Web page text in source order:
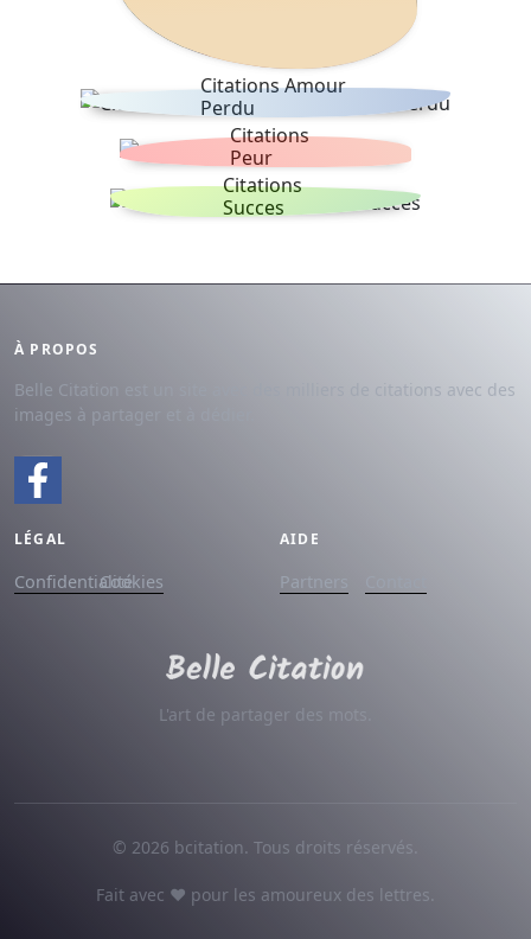
Citations Amour
Perdu
Citations
Peur
Citations
Succes
À PROPOS
Belle Citation est un site avec des milliers de citations avec des
images à partager et à dédier.
LÉGAL
ConfidentialitéCookies
AIDE
Partners
L'art de partager des mots.
© 2026 bcitation. Tous droits réservés.
Fait avec ♥ pour les amoureux des lettres.